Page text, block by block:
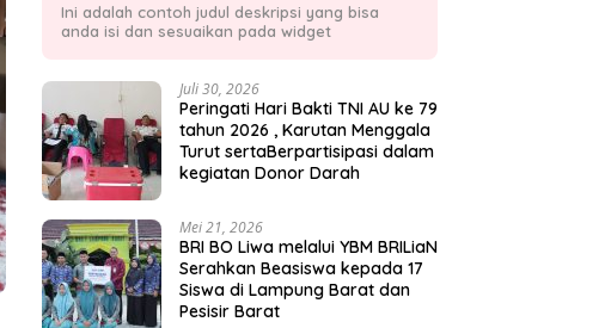
Ini adalah contoh judul deskripsi yang bisa
anda isi dan sesuaikan pada widget
Juli 30, 2026
Peringati Hari Bakti TNI AU ke 79
tahun 2026 , Karutan Menggala
Turut sertaBerpartisipasi dalam
kegiatan Donor Darah
Mei 21, 2026
BRI BO Liwa melalui YBM BRILiaN
Serahkan Beasiswa kepada 17
Siswa di Lampung Barat dan
Pesisir Barat